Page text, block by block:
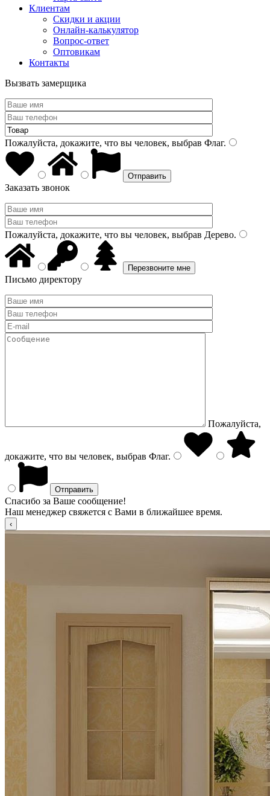
Клиентам
Скидки и акции
Онлайн-калькулятор
Вопрос-ответ
Оптовикам
Контакты
Вызвать замерщика
Пожалуйста, докажите, что вы человек, выбрав Флаг.
Заказать звонок
Пожалуйста, докажите, что вы человек, выбрав Дерево.
Письмо директору
Пожалуйста,
докажите, что вы человек, выбрав Флаг.
Спасибо за Ваше сообщение!
Наш менеджер свяжется с Вами в ближайшее время.